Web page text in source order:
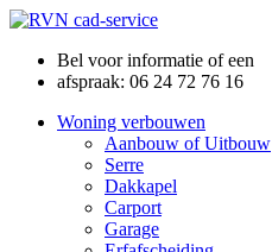
Bel voor informatie of een
afspraak: 06 24 72 76 16
Woning verbouwen
Aanbouw of Uitbouw
Serre
Dakkapel
Carport
Garage